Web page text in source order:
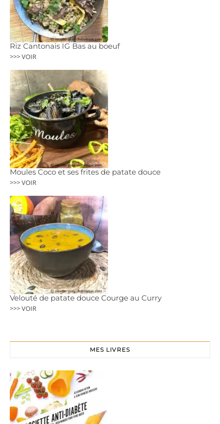
Riz Cantonais IG Bas au boeuf
>>> VOIR
Moules Coco et ses frites de patate douce
>>> VOIR
Velouté de patate douce Courge au Curry
>>> VOIR
MES LIVRES